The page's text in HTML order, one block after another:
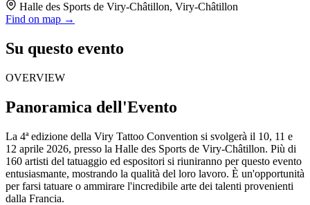
Halle des Sports de Viry-Châtillon, Viry-Châtillon
Find on map →
Su questo evento
OVERVIEW
Panoramica dell'Evento
La 4ª edizione della Viry Tattoo Convention si svolgerà il 10, 11 e
12 aprile 2026, presso la Halle des Sports de Viry-Châtillon. Più di
160 artisti del tatuaggio ed espositori si riuniranno per questo evento
entusiasmante, mostrando la qualità del loro lavoro. È un'opportunità
per farsi tatuare o ammirare l'incredibile arte dei talenti provenienti
dalla Francia.